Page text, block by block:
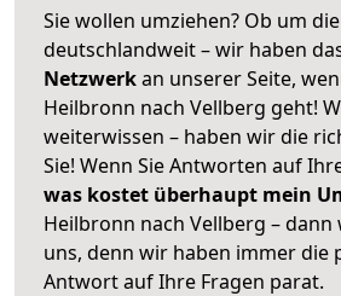
Sie wollen umziehen? Ob um
deutschlandweit – wir haben
Netzwerkan unserer Seite,
Heilbronn nach Vellberg geht!
weiterwissen – haben wir die
Sie! Wenn Sie Antworten auf
was kostet überhaupt mein
Heilbronn nach Vellberg – dann
uns, denn wir haben immer die
Antwort auf Ihre Fragen parat.